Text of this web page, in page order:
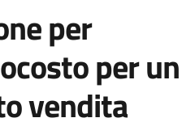
per
per un
vendita